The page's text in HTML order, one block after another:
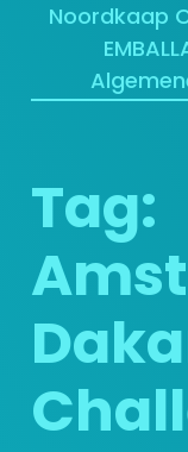
Noordkaap
Tag: